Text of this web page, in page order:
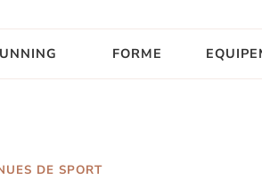
FORME
DE SPORT